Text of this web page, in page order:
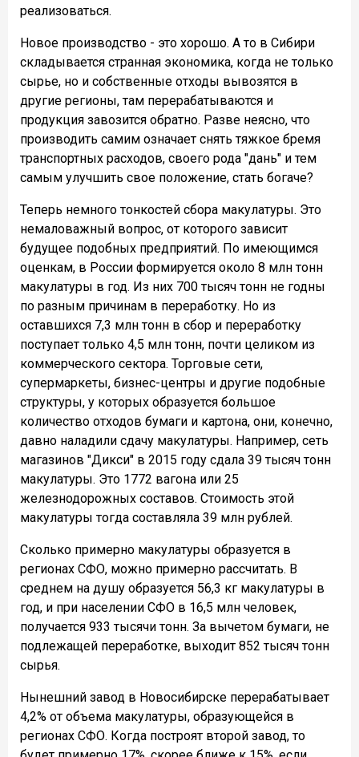
реализоваться.
Новое производство - это хорошо. А то в Сибири
складывается странная экономика, когда не только
сырье, но и собственные отходы вывозятся в
другие регионы, там перерабатываются и
продукция завозится обратно. Разве неясно, что
производить самим означает снять тяжкое бремя
транспортных расходов, своего рода "дань" и тем
самым улучшить свое положение, стать богаче?
Теперь немного тонкостей сбора макулатуры. Это
немаловажный вопрос, от которого зависит
будущее подобных предприятий. По имеющимся
оценкам, в России формируется около 8 млн тонн
макулатуры в год. Из них 700 тысяч тонн не годны
по разным причинам в переработку. Но из
оставшихся 7,3 млн тонн в сбор и переработку
поступает только 4,5 млн тонн, почти целиком из
коммерческого сектора. Торговые сети,
супермаркеты, бизнес-центры и другие подобные
структуры, у которых образуется большое
количество отходов бумаги и картона, они, конечно,
давно наладили сдачу макулатуры. Например, сеть
магазинов "Дикси" в 2015 году сдала 39 тысяч тонн
макулатуры. Это 1772 вагона или 25
железнодорожных составов. Стоимость этой
макулатуры тогда составляла 39 млн рублей.
Сколько примерно макулатуры образуется в
регионах СФО, можно примерно рассчитать. В
среднем на душу образуется 56,3 кг макулатуры в
год, и при населении СФО в 16,5 млн человек,
получается 933 тысячи тонн. За вычетом бумаги, не
подлежащей переработке, выходит 852 тысяч тонн
сырья.
Нынешний завод в Новосибирске перерабатывает
4,2% от объема макулатуры, образующейся в
регионах СФО. Когда построят второй завод, то